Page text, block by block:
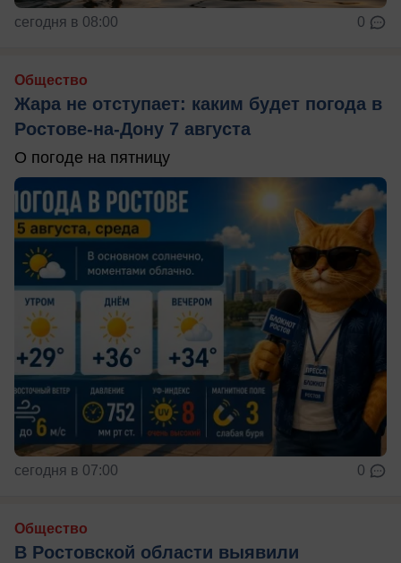
сегодня в 08:00 0
Общество
Жара не отступает: каким будет погода в
Ростове-на-Дону 7 августа
О погоде на пятницу
сегодня в 07:00 0
Общество
В Ростовской области выявили